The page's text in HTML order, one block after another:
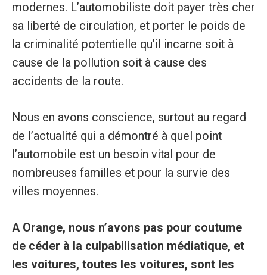
modernes. L’automobiliste doit payer très cher
sa liberté de circulation, et porter le poids de
la criminalité potentielle qu’il incarne soit à
cause de la pollution soit à cause des
accidents de la route.
Nous en avons conscience, surtout au regard
de l’actualité qui a démontré à quel point
l’automobile est un besoin vital pour de
nombreuses familles et pour la survie des
villes moyennes.
A Orange, nous n’avons pas pour coutume
de céder à la culpabilisation médiatique, et
les voitures, toutes les voitures, sont les